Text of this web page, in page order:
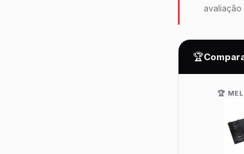
avaliação
🏆
🏆